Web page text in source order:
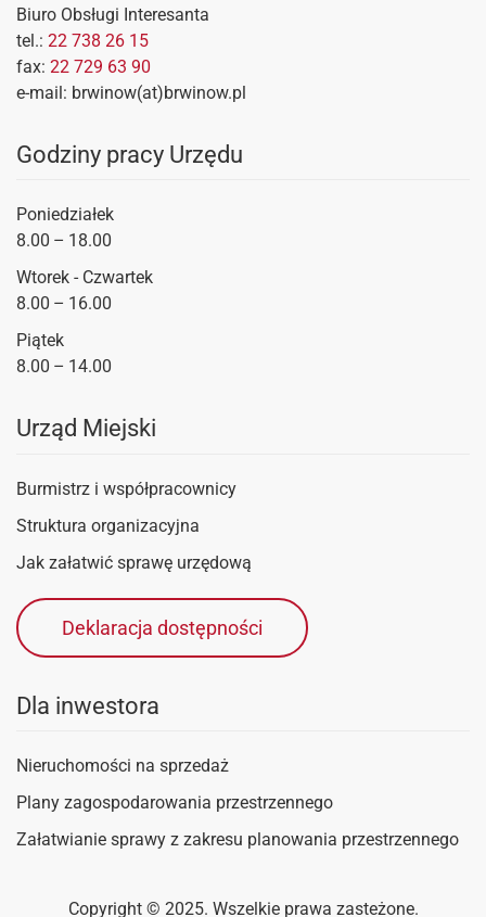
Biuro Obsługi Interesanta
tel.: 22 738 26 15
fax: 22 729 63 90
e-mail: brwinow(at)brwinow.pl
Godziny pracy Urzędu
Poniedziałek
8.00 – 18.00
Wtorek - Czwartek
8.00 – 16.00
Piątek
8.00 – 14.00
Urząd Miejski
Burmistrz i współpracownicy
Struktura organizacyjna
Jak załatwić sprawę urzędową
Deklaracja dostępności
Dla inwestora
Nieruchomości na sprzedaż
Plany zagospodarowania przestrzennego
Załatwianie sprawy z zakresu planowania przestrzennego
Copyright © 2025. Wszelkie prawa zasteżone.